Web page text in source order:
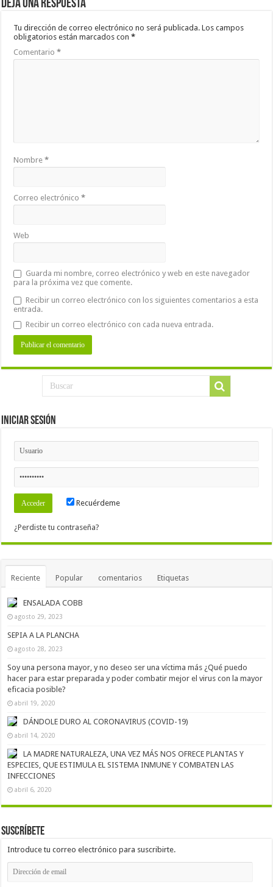
Deja una respuesta
Tu dirección de correo electrónico no será publicada. Los campos
obligatorios están marcados con*
Comentario*
Nombre*
Correo electrónico*
Web
Guarda mi nombre, correo electrónico y web en este navegador
para la próxima vez que comente.
Recibir un correo electrónico con los siguientes comentarios a esta
entrada.
Recibir un correo electrónico con cada nueva entrada.
Iniciar Sesión
Recuérdeme
¿Perdiste tu contraseña?
Reciente Popular comentarios Etiquetas
ENSALADA COBB
agosto 29, 2023
SEPIA A LA PLANCHA
agosto 28, 2023
Soy una persona mayor, y no deseo ser una víctima más ¿Qué puedo
hacer para estar preparada y poder combatir mejor el virus con la mayor
eficacia posible?
abril 19, 2020
DÁNDOLE DURO AL CORONAVIRUS (COVID-19)
abril 14, 2020
LA MADRE NATURALEZA, UNA VEZ MÁS NOS OFRECE PLANTAS Y
ESPECIES, QUE ESTIMULA EL SISTEMA INMUNE Y COMBATEN LAS
INFECCIONES
abril 6, 2020
Suscríbete
Introduce tu correo electrónico para suscribirte.
Dirección
de